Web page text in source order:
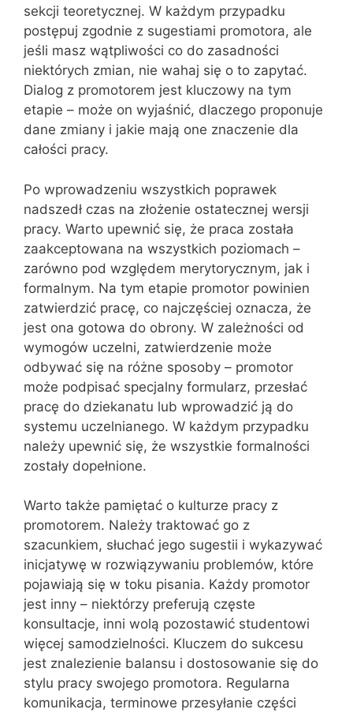
sekcji teoretycznej. W każdym przypadku
postępuj zgodnie z sugestiami promotora, ale
jeśli masz wątpliwości co do zasadności
niektórych zmian, nie wahaj się o to zapytać.
Dialog z promotorem jest kluczowy na tym
etapie – może on wyjaśnić, dlaczego proponuje
dane zmiany i jakie mają one znaczenie dla
całości pracy.
Po wprowadzeniu wszystkich poprawek
nadszedł czas na złożenie ostatecznej wersji
pracy. Warto upewnić się, że praca została
zaakceptowana na wszystkich poziomach –
zarówno pod względem merytorycznym, jak i
formalnym. Na tym etapie promotor powinien
zatwierdzić pracę, co najczęściej oznacza, że
jest ona gotowa do obrony. W zależności od
wymogów uczelni, zatwierdzenie może
odbywać się na różne sposoby – promotor
może podpisać specjalny formularz, przesłać
pracę do dziekanatu lub wprowadzić ją do
systemu uczelnianego. W każdym przypadku
należy upewnić się, że wszystkie formalności
zostały dopełnione.
Warto także pamiętać o kulturze pracy z
promotorem. Należy traktować go z
szacunkiem, słuchać jego sugestii i wykazywać
inicjatywę w rozwiązywaniu problemów, które
pojawiają się w toku pisania. Każdy promotor
jest inny – niektórzy preferują częste
konsultacje, inni wolą pozostawić studentowi
więcej samodzielności. Kluczem do sukcesu
jest znalezienie balansu i dostosowanie się do
stylu pracy swojego promotora. Regularna
komunikacja, terminowe przesyłanie części